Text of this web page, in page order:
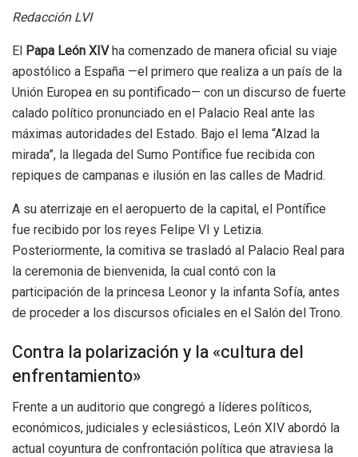
Redacción LVI
El Papa León XIVha comenzado de manera oficial su viaje
apostólico a España —el primero que realiza a un país de la
Unión Europea en su pontificado— con un discurso de fuerte
calado político pronunciado en el Palacio Real ante las
máximas autoridades del Estado. Bajo el lema “Alzad la
mirada”, la llegada del Sumo Pontífice fue recibida con
repiques de campanas e ilusión en las calles de Madrid.
A su aterrizaje en el aeropuerto de la capital, el Pontífice
fue recibido por los reyes Felipe VI y Letizia.
Posteriormente, la comitiva se trasladó al Palacio Real para
la ceremonia de bienvenida, la cual contó con la
participación de la princesa Leonor y la infanta Sofía, antes
de proceder a los discursos oficiales en el Salón del Trono.
Contra la polarización y la «cultura del
enfrentamiento»
Frente a un auditorio que congregó a líderes políticos,
económicos, judiciales y eclesiásticos, León XIV abordó la
actual coyuntura de confrontación política que atraviesa la